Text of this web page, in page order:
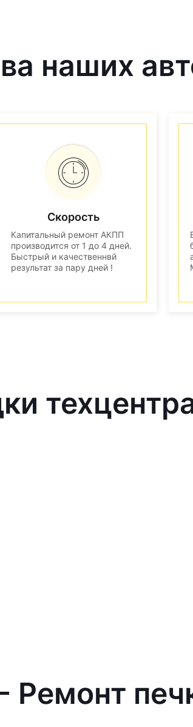
наших
Скорость
Капитальный ремонт АКПП
производится от 1 до 4 дней.
Быстрый и качественнвй
результат за пару дней !
Ремонт